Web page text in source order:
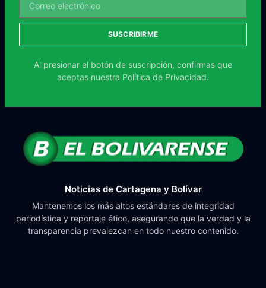
SUSCRIBIRME
Al presionar el botón de suscripción, confirmas que
aceptas nuestra Política de Privacidad.
Noticias de Cartagena y Bolívar
Mantenemos los más altos estándares de integridad
periodística y reportaje ético, asegurando que la verdad y la
transparencia prevalezcan en todo nuestro contenido.